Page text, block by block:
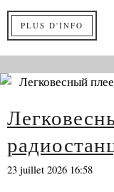
PLUS D'INFO
23 juillet 2026 16:58